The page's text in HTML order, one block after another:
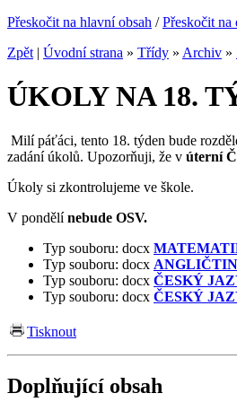
Přeskočit na hlavní obsah /Přeskočit na
Zpět | Úvodní strana » Třídy » Archiv »
ÚKOLY NA 18.
Milí páťáci, tento 18. týden bude
zadání úkolů. Upozorňuji, že v úterní
Úkoly si zkontrolujeme ve škole.
V pondělínebude OSV.
Typ souboru: docx
Typ souboru: docx
Typ souboru: docx ČESKÝ
Typ souboru: docx ČESKÝ
Tisknout
Doplňující obsah